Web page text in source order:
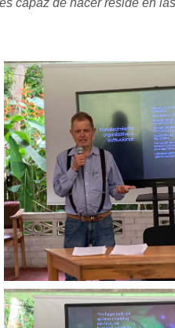
capaz de hacer reside en